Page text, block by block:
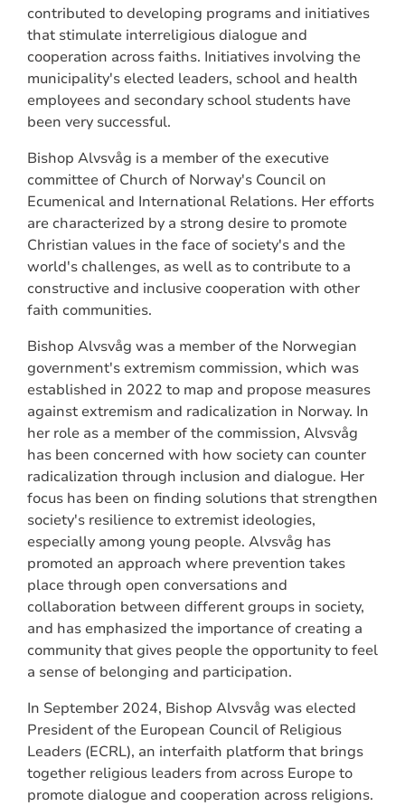
contributed to developing programs and initiatives
that stimulate interreligious dialogue and
cooperation across faiths. Initiatives involving the
municipality's elected leaders, school and health
employees and secondary school students have
been very successful.
Bishop Alvsvåg is a member of the executive
committee of Church of Norway's Council on
Ecumenical and International Relations. Her efforts
are characterized by a strong desire to promote
Christian values in the face of society's and the
world's challenges, as well as to contribute to a
constructive and inclusive cooperation with other
faith communities.
Bishop Alvsvåg was a member of the Norwegian
government's extremism commission, which was
established in 2022 to map and propose measures
against extremism and radicalization in Norway. In
her role as a member of the commission, Alvsvåg
has been concerned with how society can counter
radicalization through inclusion and dialogue. Her
focus has been on finding solutions that strengthen
society's resilience to extremist ideologies,
especially among young people. Alvsvåg has
promoted an approach where prevention takes
place through open conversations and
collaboration between different groups in society,
and has emphasized the importance of creating a
community that gives people the opportunity to feel
a sense of belonging and participation.
In September 2024, Bishop Alvsvåg was elected
President of the European Council of Religious
Leaders (ECRL), an interfaith platform that brings
together religious leaders from across Europe to
promote dialogue and cooperation across religions.